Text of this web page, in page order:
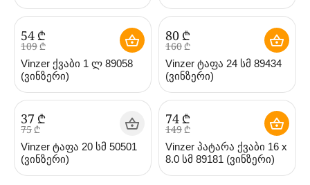
‍54‍ ₾
‍109‍₾
Vinzer ქვაბი 1 ლ 89058
(ვინზერი)
‍80‍ ₾
‍160‍₾
Vinzer ტაფა 24 სმ 89434
(ვინზერი)
‍37‍₾
‍75‍₾
Vinzer ტაფა 20 სმ 50501
(ვინზერი)
‍74‍₾
‍149‍₾
Vinzer პატარა ქვაბი 16 х
8.0 სმ 89181 (ვინზერი)